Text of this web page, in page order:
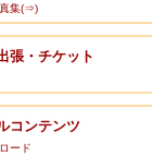
集(⇒)
張・チケット
コンテンツ
ード